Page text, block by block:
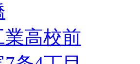
業高校前